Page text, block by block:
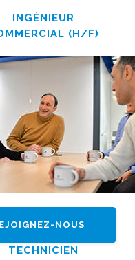
INGÉNIEUR
(H/F)
NOUS
TECHNICIEN